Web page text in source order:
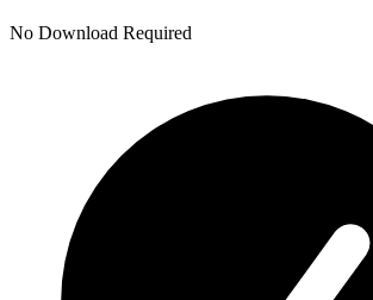
No Download Required